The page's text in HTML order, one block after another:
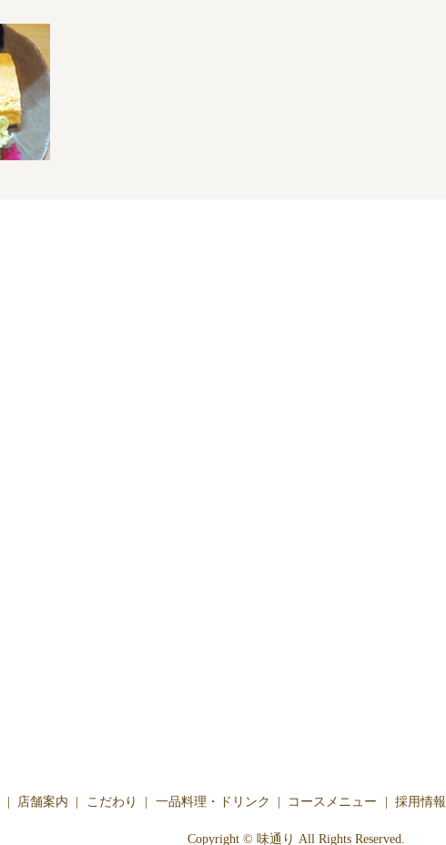
店舗案内 こだわり 一品料理・ドリンク コースメニュー 採用情報
Copyright © 味通り All Rights Reserved.